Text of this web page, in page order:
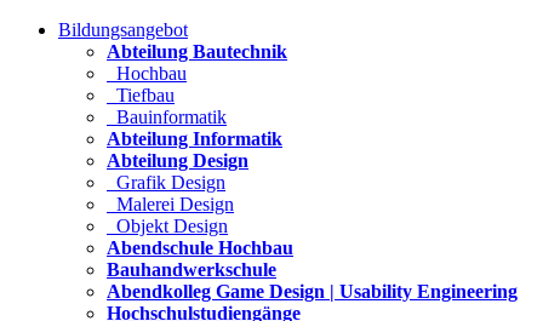
Bildungsangebot
Abteilung Bautechnik
Hochbau
Tiefbau
Bauinformatik
Abteilung Informatik
Abteilung Design
Grafik Design
Malerei Design
Objekt Design
Abendschule Hochbau
Bauhandwerkschule
Abendkolleg Game Design | Usability Engineering
Hochschulstudiengänge